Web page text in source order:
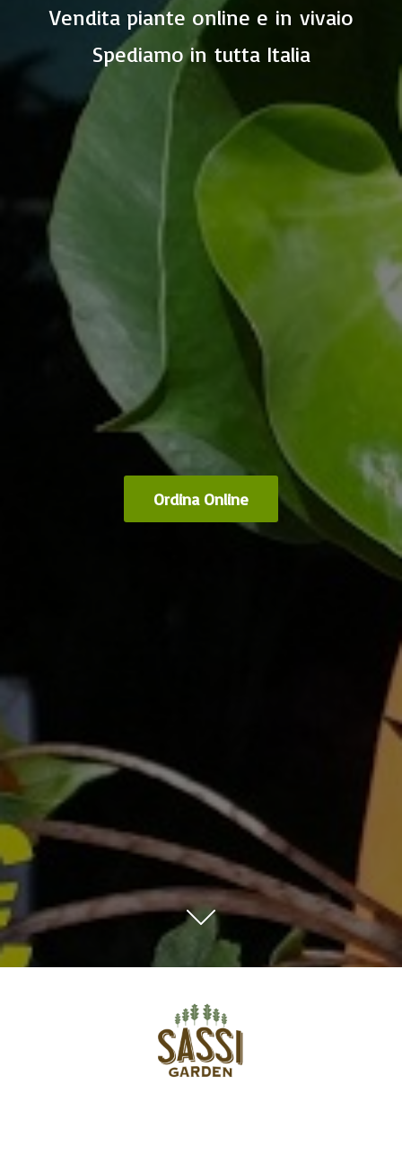
Vendita piante online e in vivaio
Spediamo in tutta Italia
Ordina Online